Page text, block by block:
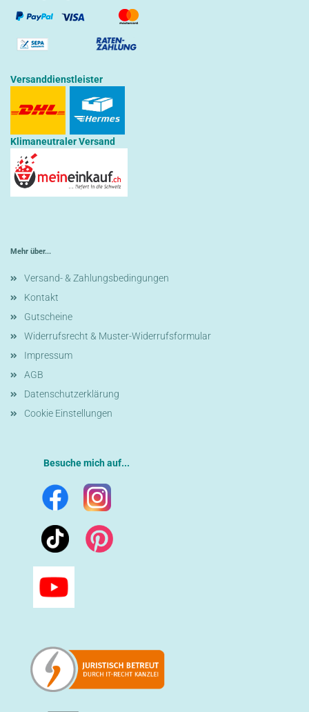
Versanddienstleister
Klimaneutraler Versand
Mehr über...
Versand- & Zahlungsbedingungen
Kontakt
Gutscheine
Widerrufsrecht & Muster-Widerrufsformular
Impressum
AGB
Datenschutzerklärung
Cookie Einstellungen
Besuche mich auf...